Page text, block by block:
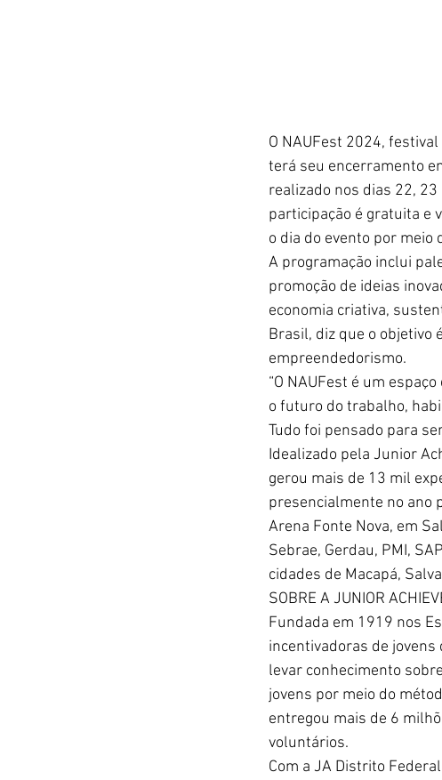
O NAUFest 2024,
terá seu encerramento
realizado nos dias 22, 23
participação é gratuita e
o dia do evento por meio
A programação inclui
promoção de ideias
economia criativa,
Brasil, diz que o objetivo
empreendedorismo.
“O NAUFest é um
o futuro do trabalho,
Tudo foi pensado para
Idealizado pela Junior
gerou mais de 13 mil
presencialmente no ano
Arena Fonte Nova, em
Sebrae, Gerdau, PMI,
cidades de Macapá,
SOBRE A JUNIOR
Fundada em 1919 nos
incentivadoras de
levar conhecimento
jovens por meio do
entregou mais de 6
voluntários.
Com a JA Distrito